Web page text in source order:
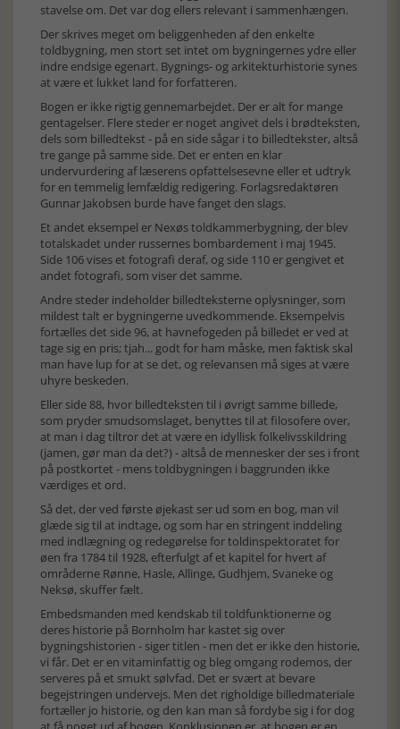
stavelse om. Det var dog ellers relevant i sammenhængen.
Der skrives meget om beliggenheden af den enkelte
toldbygning, men stort set intet om bygningernes ydre eller
indre endsige egenart. Bygnings- og arkitekturhistorie synes
at være et lukket land for forfatteren.
Bogen er ikke rigtig gennemarbejdet. Der er alt for mange
gentagelser. Flere steder er noget angivet dels i brødteksten,
dels som billedtekst - på en side sågar i to billedtekster, altså
tre gange på samme side. Det er enten en klar
undervurdering af læserens opfattelsesevne eller et udtryk
for en temmelig lemfældig redigering. Forlagsredaktøren
Gunnar Jakobsen burde have fanget den slags.
Et andet eksempel er Nexøs toldkammerbygning, der blev
totalskadet under russernes bombardement i maj 1945.
Side 106 vises et fotografi deraf, og side 110 er gengivet et
andet fotografi, som viser det samme.
Andre steder indeholder billedteksterne oplysninger, som
mildest talt er bygningerne uvedkommende. Eksempelvis
fortælles det side 96, at havnefogeden på billedet er ved at
tage sig en pris; tjah... godt for ham måske, men faktisk skal
man have lup for at se det, og relevansen må siges at være
uhyre beskeden.
Eller side 88, hvor billedteksten til i øvrigt samme billede,
som pryder smudsomslaget, benyttes til at filosofere over,
at man i dag tiltror det at være en idyllisk folkelivsskildring
(jamen, gør man da det?) - altså de mennesker der ses i front
på postkortet - mens toldbygningen i baggrunden ikke
værdiges et ord.
Så det, der ved første øjekast ser ud som en bog, man vil
glæde sig til at indtage, og som har en stringent inddeling
med indlægning og redegørelse for toldinspektoratet for
øen fra 1784 til 1928, efterfulgt af et kapitel for hvert af
områderne Rønne, Hasle, Allinge, Gudhjem, Svaneke og
Neksø, skuffer fælt.
Embedsmanden med kendskab til toldfunktionerne og
deres historie på Bornholm har kastet sig over
bygningshistorien - siger titlen - men det er ikke den historie,
vi får. Det er en vitaminfattig og bleg omgang rodemos, der
serveres på et smukt sølvfad. Det er svært at bevare
begejstringen undervejs. Men det righoldige billedmateriale
fortæller jo historie, og den kan man så fordybe sig i for dog